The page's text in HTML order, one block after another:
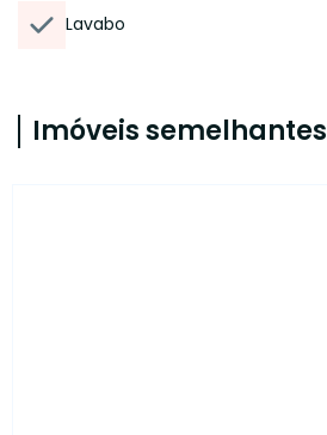
Lavabo
Imóveis semelhantes